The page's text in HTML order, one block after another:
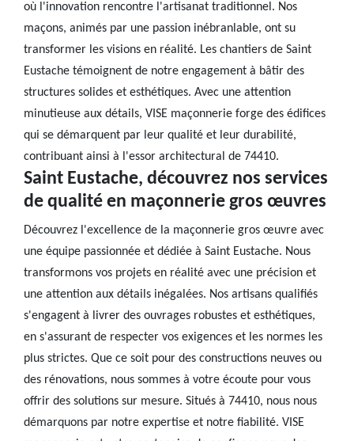
où l'innovation rencontre l'artisanat traditionnel. Nos
maçons, animés par une passion inébranlable, ont su
transformer les visions en réalité. Les chantiers de Saint
Eustache témoignent de notre engagement à bâtir des
structures solides et esthétiques. Avec une attention
minutieuse aux détails, VISE maçonnerie forge des édifices
qui se démarquent par leur qualité et leur durabilité,
contribuant ainsi à l'essor architectural de 74410.
Saint Eustache, découvrez nos services
de qualité en maçonnerie gros œuvres
Découvrez l'excellence de la maçonnerie gros œuvre avec
une équipe passionnée et dédiée à Saint Eustache. Nous
transformons vos projets en réalité avec une précision et
une attention aux détails inégalées. Nos artisans qualifiés
s'engagent à livrer des ouvrages robustes et esthétiques,
en s'assurant de respecter vos exigences et les normes les
plus strictes. Que ce soit pour des constructions neuves ou
des rénovations, nous sommes à votre écoute pour vous
offrir des solutions sur mesure. Situés à 74410, nous nous
démarquons par notre expertise et notre fiabilité. VISE